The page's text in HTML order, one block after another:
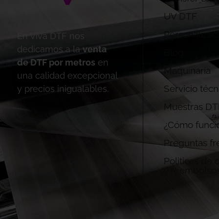
En Viva DTF nos
dedicamos a la venta
de DTF por metros en
una calidad excepcional
y precios inigualables.
UV DTF
Maquinaria
Servicio
Muestras
¿Cómo
Preguntas
Politicas de